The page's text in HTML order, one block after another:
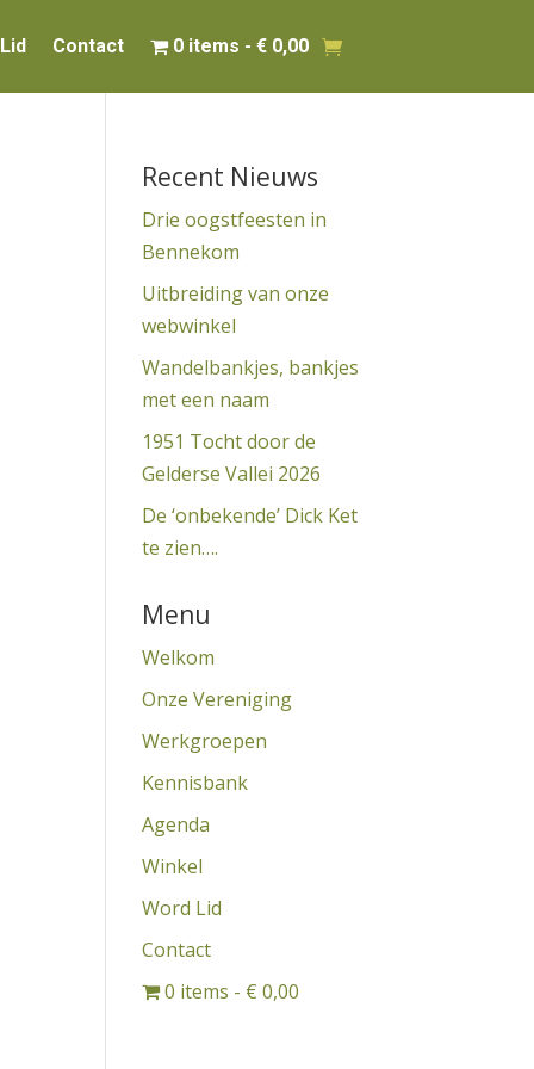
Contact 0 items € 0,00
Recent Nieuws
Drie oogstfeesten in
Bennekom
Uitbreiding van onze
webwinkel
Wandelbankjes, bankjes
met een naam
1951 Tocht door de
Gelderse Vallei 2026
De ‘onbekende’ Dick Ket
te zien….
Menu
Welkom
Onze Vereniging
Werkgroepen
Kennisbank
Agenda
Winkel
Word Lid
Contact
0 items
€ 0,00